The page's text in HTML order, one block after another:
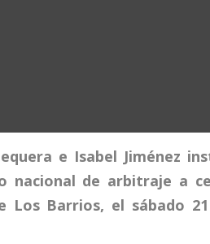
e Isabel Jiménez
nacional de arbitraje a
Los Barrios, el sábado